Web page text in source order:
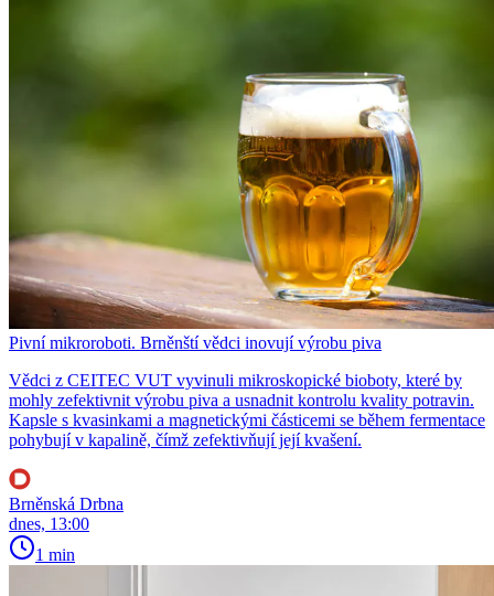
Pivní mikroroboti. Brněnští vědci inovují výrobu piva
Vědci z CEITEC VUT vyvinuli mikroskopické bioboty, které by
mohly zefektivnit výrobu piva a usnadnit kontrolu kvality potravin.
Kapsle s kvasinkami a magnetickými částicemi se během fermentace
pohybují v kapalině, čímž zefektivňují její kvašení.
Brněnská Drbna
dnes, 13:00
1 min